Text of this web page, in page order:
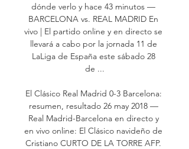
dónde verlo y hace 43 minutos —
BARCELONA vs. REAL MADRID En
vivo | El partido online y en directo se
llevará a cabo por la jornada 11 de
LaLiga de España este sábado 28
de ...
El Clásico Real Madrid 0-3 Barcelona:
resumen, resultado 26 may 2018 —
Real Madrid-Barcelona en directo y
en vivo online: El Clásico navideño de
Cristiano CURTO DE LA TORRE AFP.